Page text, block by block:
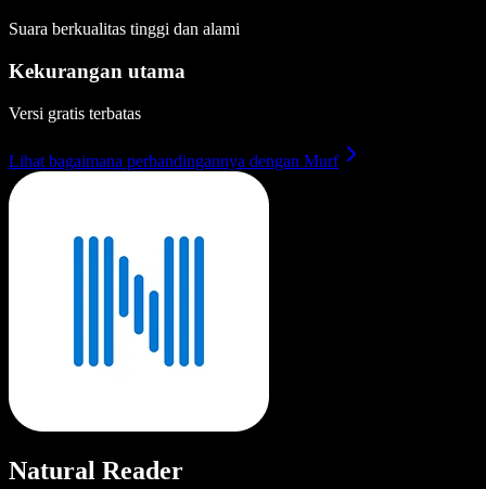
Suara berkualitas tinggi dan alami
Kekurangan utama
Versi gratis terbatas
Lihat bagaimana perbandingannya dengan Murf
Natural Reader